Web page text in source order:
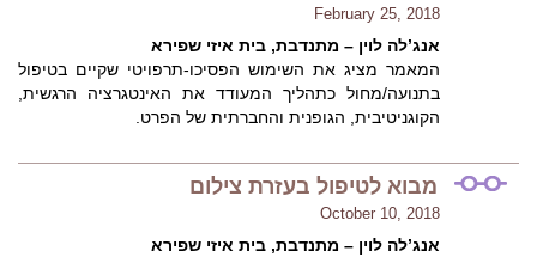
February 25, 2018
אנג’לה לוין – מתנדבת, בית איזי שפירא
המאמר מציג את השימוש הפסיכו-תרפויטי שקיים בטיפול
בתנועה/מחול כתהליך המעודד את האינטגרציה הרגשית,
הקוגניטיבית, הגופנית והחברתית של הפרט.
מבוא לטיפול בעזרת צילום
October 10, 2018
אנג’לה לוין – מתנדבת, בית איזי שפירא